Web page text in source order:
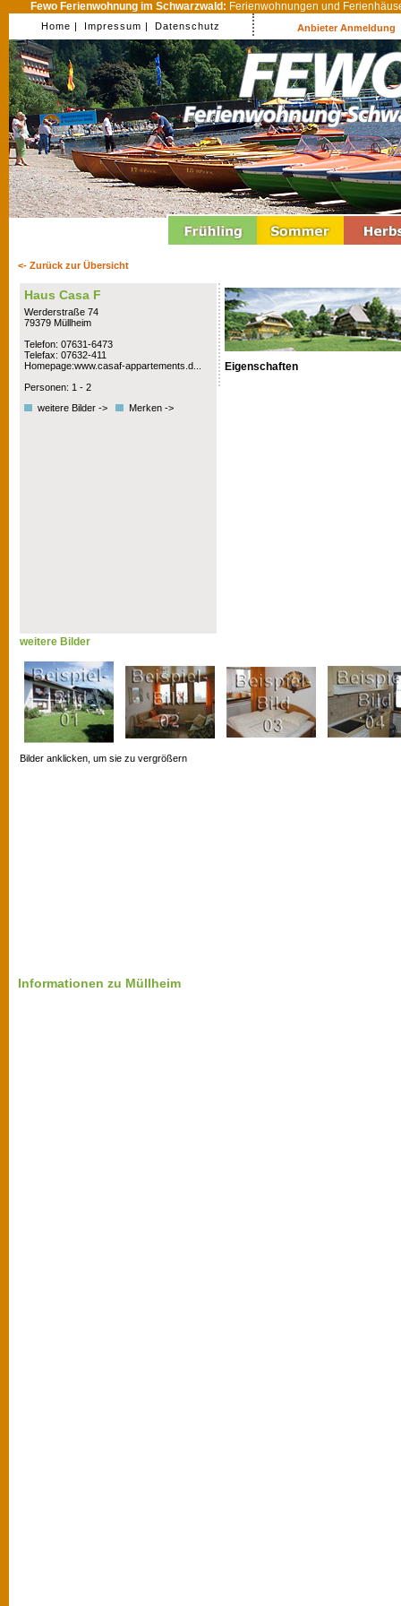
Fewo Ferienwohnung im Schwarzwald: Ferienwohnungen und
Home | Impressum | Datenschutz Anbieter Anmeldung
<- Zurück zur Übersicht
Haus Casa F
Werderstraße 74
79379 Müllheim
Telefon: 07631-6473
Telefax: 07632-411
Homepage:www.casaf-appartements.d...
Personen: 1 - 2
weitere Bilder ->
Merken ->
Eigenschaften
weitere Bilder
Bilder anklicken, um sie zu vergrößern
Informationen zu Müllheim